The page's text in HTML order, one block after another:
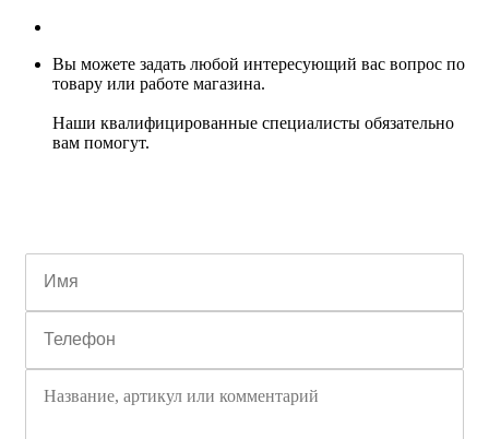
Вы можете задать любой интересующий вас вопрос по
товару или работе магазина.
Наши квалифицированные специалисты обязательно
вам помогут.